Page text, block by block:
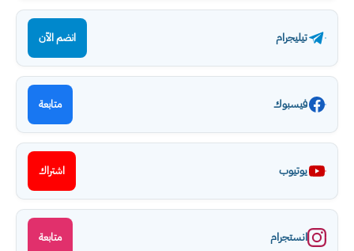
تيليجرام انضم الآن
فيسبوك متابعة
يوتيوب اشتراك
انستجرام متابعة